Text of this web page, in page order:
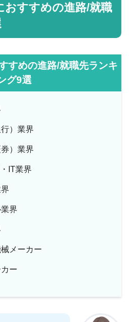
おすすめの進路/就職
すめの進路/就職先ランキ
グ9選
）業界
）業界
IT業界
界
メーカー
ー